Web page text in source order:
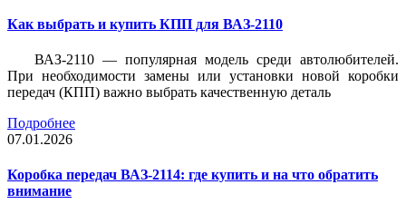
Как выбрать и купить КПП для ВАЗ-2110
ВАЗ-2110 — популярная модель среди автолюбителей.
При необходимости замены или установки новой коробки
передач (КПП) важно выбрать качественную деталь
Подробнее
07.01.2026
Коробка передач ВАЗ-2114: где купить и на что обратить
внимание